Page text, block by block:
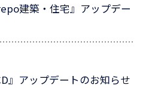
建築・住宅』アップデー
』アップデートのお知らせ